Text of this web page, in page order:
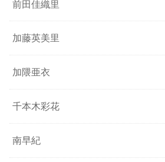
前田佳織里
加藤英美里
加隈亜衣
千本木彩花
南早紀